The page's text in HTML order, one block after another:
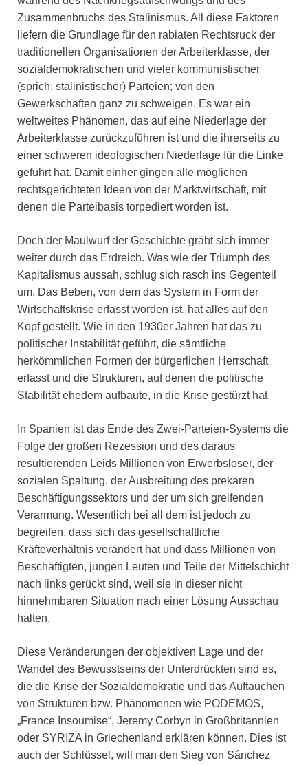
Zusammenbruchs des Stalinismus. All diese Faktoren
liefern die Grundlage für den rabiaten Rechtsruck der
traditionellen Organisationen der Arbeiterklasse, der
sozialdemokratischen und vieler kommunistischer
(sprich: stalinistischer) Parteien; von den
Gewerkschaften ganz zu schweigen. Es war ein
weltweites Phänomen, das auf eine Niederlage der
Arbeiterklasse zurückzuführen ist und die ihrerseits zu
einer schweren ideologischen Niederlage für die Linke
geführt hat. Damit einher gingen alle möglichen
rechtsgerichteten Ideen von der Marktwirtschaft, mit
denen die Parteibasis torpediert worden ist.
Doch der Maulwurf der Geschichte gräbt sich immer
weiter durch das Erdreich. Was wie der Triumph des
Kapitalismus aussah, schlug sich rasch ins Gegenteil
um. Das Beben, von dem das System in Form der
Wirtschaftskrise erfasst worden ist, hat alles auf den
Kopf gestellt. Wie in den 1930er Jahren hat das zu
politischer Instabilität geführt, die sämtliche
herkömmlichen Formen der bürgerlichen Herrschaft
erfasst und die Strukturen, auf denen die politische
Stabilität ehedem aufbaute, in die Krise gestürzt hat.
In Spanien ist das Ende des Zwei-Parteien-Systems die
Folge der großen Rezession und des daraus
resultierenden Leids Millionen von Erwerbsloser, der
sozialen Spaltung, der Ausbreitung des prekären
Beschäftigungssektors und der um sich greifenden
Verarmung. Wesentlich bei all dem ist jedoch zu
begreifen, dass sich das gesellschaftliche
Kräfteverhältnis verändert hat und dass Millionen von
Beschäftigten, jungen Leuten und Teile der Mittelschicht
nach links gerückt sind, weil sie in dieser nicht
hinnehmbaren Situation nach einer Lösung Ausschau
halten.
Diese Veränderungen der objektiven Lage und der
Wandel des Bewusstseins der Unterdrückten sind es,
die die Krise der Sozialdemokratie und das Auftauchen
von Strukturen bzw. Phänomenen wie PODEMOS,
„France Insoumise“, Jeremy Corbyn in Großbritannien
oder SYRIZA in Griechenland erklären können. Dies ist
auch der Schlüssel, will man den Sieg von Sánchez